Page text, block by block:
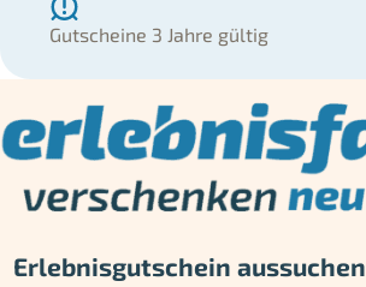
Gutscheine 3 Jahre gültig
Erlebnisgutschein aussuchen